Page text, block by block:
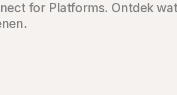
for Platforms. Ontdek